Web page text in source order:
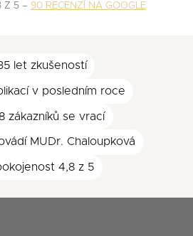
Z 5 – 90 RECENZÍ NA GOOGLE
let zkušeností
v posledním roce
zákazníků se vrací
MUDr. Chaloupková
4,8 z 5